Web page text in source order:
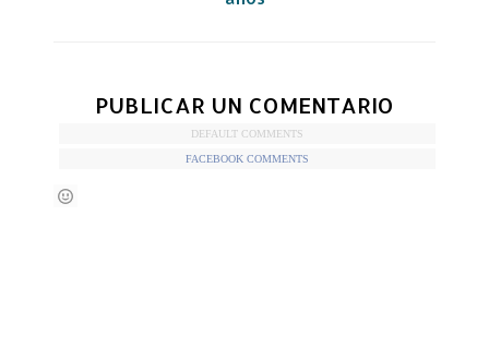
PUBLICAR UN COMENTARIO
DEFAULT COMMENTS
FACEBOOK COMMENTS